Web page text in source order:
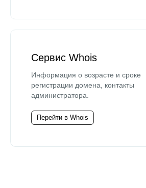
Сервис Whois
Информация о возрасте и сроке
регистрации домена, контакты
администратора.
Перейти в Whois